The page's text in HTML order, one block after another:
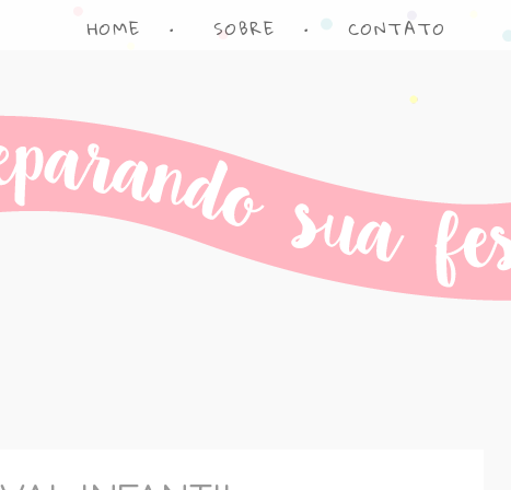
HOME • SOBRE • CONTATO